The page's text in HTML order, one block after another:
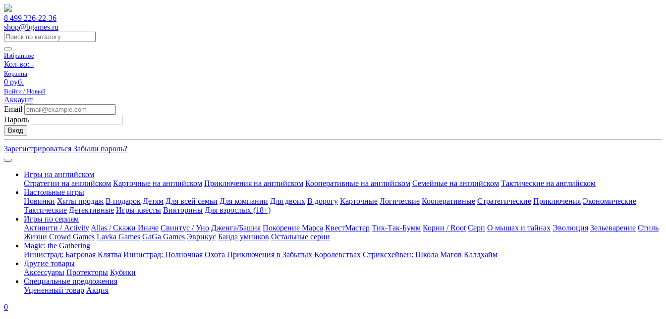
8 499 226-22-36
shop@bgames.ru
Избранное
Кол-во: -
Корзина
0 руб.
Войти / Новый
Аккаунт
Email
Пароль
Вход
Зарегистрироваться Забыли пароль?
Игры на английском
Стратегии на английском Карточные на английском Приключения на английском Кооперативные на английском Семейные на английском Тактические на английском
Настольные игры
Новинки Хиты продаж В подарок Детям Для всей семьи Для компании Для двоих В дорогу Карточные Логические Кооперативные Стратегические Приключения Экономические
Тактические Детективные Игры-квесты Викторины Для взрослых (18+)
Игры по сериям
Активити / Activity Alias / Скажи Иначе Свинтус / Уно Дженга/Башня Покорение Марса КвестМастер Тик-Так-Бумм Корни / Root Серп О мышах и тайнах Эволюция Зельеварение Стиль
Жизни Crowd Games Lavka Games GaGa Games Эврикус Банда умников Остальные серии
Magic: the Gathering
Иннистрад: Багровая Клятва Иннистрад: Полночная Охота Приключения в Забытых Королевствах Стриксхейвен: Школа Магов Калдхайм
Другие товары
Аксессуары Протекторы Кубики
Специальные предложения
Уцененный товар Акция
0